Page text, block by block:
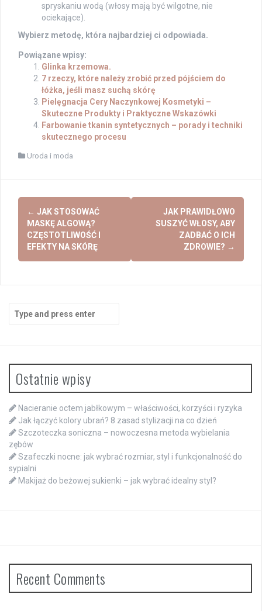
spryskaniu wodą (włosy mają być wilgotne, nie
ociekające).
Wybierz metodę, która najbardziej ci odpowiada.
Powiązane wpisy:
Glinka krzemowa.
7 rzeczy, które należy zrobić przed pójściem do
łóżka, jeśli masz suchą skórę
Pielęgnacja Cery Naczynkowej Kosmetyki –
Skuteczne Produkty i Praktyczne Wskazówki
Farbowanie tkanin syntetycznych – porady i techniki
skutecznego procesu
Uroda i moda
Post
navigation
← JAK STOSOWAĆ
MASKĘ ALGOWĄ?
CZĘSTOTLIWOŚĆ I
EFEKTY NA SKÓRĘ
JAK PRAWIDŁOWO
SUSZYĆ WŁOSY, ABY
ZADBAĆ O ICH
ZDROWIE? →
for:
Ostatnie wpisy
Nacieranie octem jabłkowym – właściwości, korzyści i ryzyka
Jak łączyć kolory ubrań? 8 zasad stylizacji na co dzień
Szczoteczka soniczna – nowoczesna metoda wybielania
zębów
Szafeczki nocne: jak wybrać rozmiar, styl i funkcjonalność do
sypialni
Makijaż do beżowej sukienki – jak wybrać idealny styl?
Recent Comments